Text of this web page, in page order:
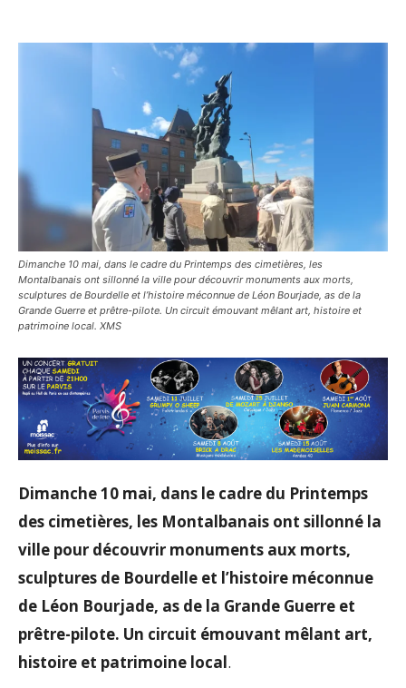
Dimanche 10 mai, dans le cadre du Printemps des cimetières, les
Montalbanais ont sillonné la ville pour découvrir monuments aux morts,
sculptures de Bourdelle et l’histoire méconnue de Léon Bourjade, as de la
Grande Guerre et prêtre-pilote. Un circuit émouvant mêlant art, histoire et
patrimoine local. XMS
Dimanche 10 mai, dans le cadre du Printemps
des cimetières, les Montalbanais ont sillonné la
ville pour découvrir monuments aux morts,
sculptures de Bourdelle et l’histoire méconnue
de Léon Bourjade, as de la Grande Guerre et
prêtre-pilote. Un circuit émouvant mêlant art,
histoire et patrimoine local.